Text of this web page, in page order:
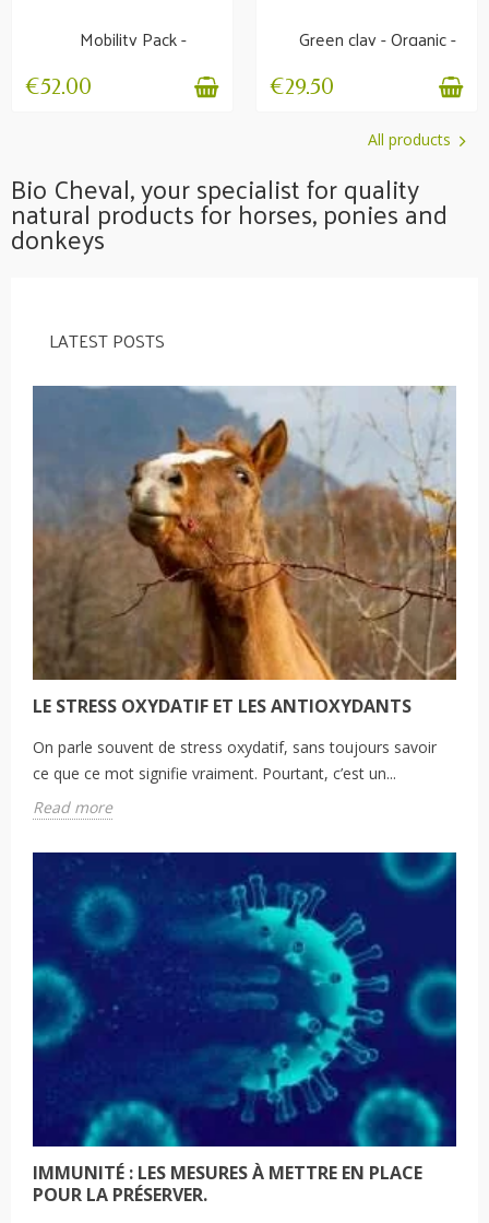
Mobility Pack -
Comfort, flexibility &...
€52.00
Green clay - Organic -
Internal and...
€29.50
All products
Bio Cheval, your specialist for quality
natural products for horses, ponies and
donkeys
LATEST POSTS
LE STRESS OXYDATIF ET LES ANTIOXYDANTS
On parle souvent de stress oxydatif, sans toujours savoir
ce que ce mot signifie vraiment. Pourtant, c’est un...
Read more
IMMUNITÉ : LES MESURES À METTRE EN PLACE
POUR LA PRÉSERVER.